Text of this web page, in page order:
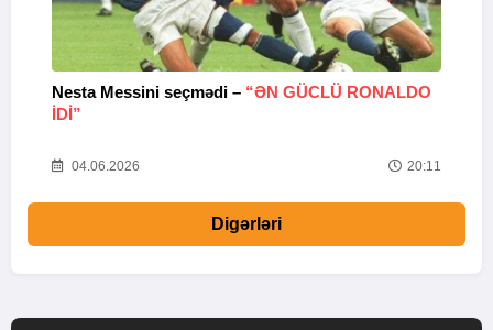
Nesta Messini seçmədi – “ƏN GÜCLÜ RONALDO
IDI”
04.06.2026 20:11
Digərləri